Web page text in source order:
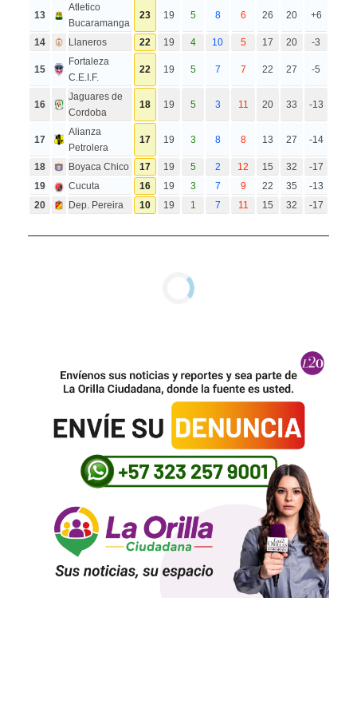
13
Atletico
Bucaramanga
23 19 5 8 6 26 20 +6
14 Llaneros 22 19 4 10 5 17 20 -3
15
Fortaleza
C.E.I.F.
22 19 5 7 7 22 27 -5
16
Jaguares de
Cordoba
18 19 5 3 11 20 33 -13
17
Alianza
Petrolera
17 19 3 8 8 13 27 -14
18 Boyaca Chico 17 19 5 2 12 15 32
-17
19
Cucuta 16 19 3 7 9 22 35
-13
20
Dep. Pereira 10 19 1 7 11 15 32 -17